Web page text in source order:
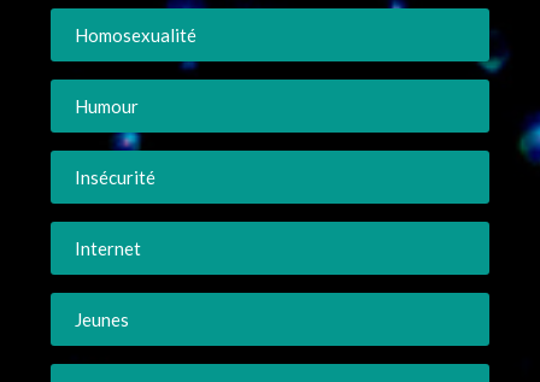
Homosexualité
Humour
Insécurité
Internet
Jeunes